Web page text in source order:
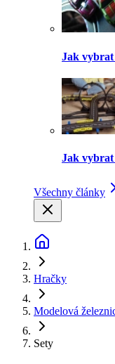
Jak
Jak
Všechny články
Hračky
Modelová
Sety